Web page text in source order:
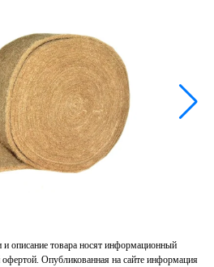
и описание товара носят информационный
Опубликованная на сайте информация